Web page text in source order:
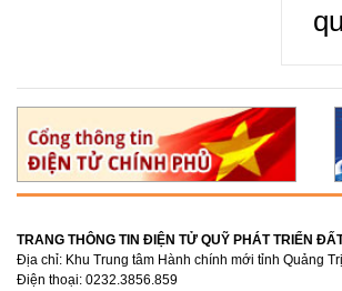
TRANG THÔNG TIN ĐIỆN TỬ QUỸ PHÁT TRIỂN
Địa chỉ: Khu Trung tâm Hành chính mới tỉnh Quảng
Điện thoại: 0232.3856.859